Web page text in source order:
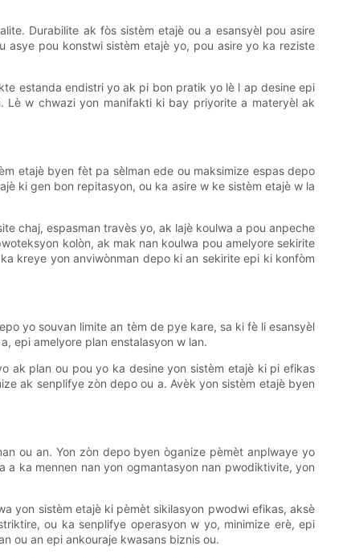
Durabilite ak fòs sistèm etajè ou a esansyèl pou asire
pou konstwi sistèm etajè yo, pou asire yo ka reziste
estanda endistri yo ak pi bon pratik yo lè l ap desine epi
Lè w chwazi yon manifakti ki bay priyorite a materyèl ak
etajè byen fèt pa sèlman ede ou maksimize espas depo
ki gen bon repitasyon, ou ka asire w ke sistèm etajè w la
chaj, espasman travès yo, ak lajè koulwa a pou anpeche
kolòn, ak mak nan koulwa pou amelyore sekirite
kreye yon anviwònman depo ki an sekirite epi ki konfòm
yo souvan limite an tèm de pye kare, sa ki fè li esansyèl
epi amelyore plan enstalasyon w lan.
ak plan ou pou yo ka desine yon sistèm etajè ki pi efikas
ak senplifye zòn depo ou a. Avèk yon sistèm etajè byen
ou an. Yon zòn depo byen òganize pèmèt anplwaye yo
ka mennen nan yon ogmantasyon nan pwodiktivite, yon
yon sistèm etajè ki pèmèt sikilasyon pwodwi efikas, aksè
ou ka senplifye operasyon w yo, minimize erè, epi
ou an epi ankouraje kwasans biznis ou.